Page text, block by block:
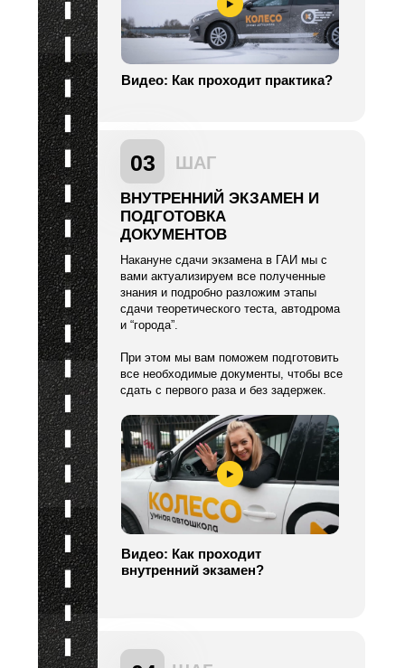
Накануне сдачи экзамена в ГАИ мы с
вами актуализируем все полученные
знания и подробно разложим этапы
сдачи теоретического теста, автодрома
и “города”.
При этом мы вам поможем подготовить
все необходимые документы, чтобы все
сдать с первого раза и без задержек.
ВНУТРЕННИЙ ЭКЗАМЕН И
ПОДГОТОВКА
ДОКУМЕНТОВ
ШАГ
Видео: Как проходит
внутренний экзамен?
Видео: Как проходит практика?
03